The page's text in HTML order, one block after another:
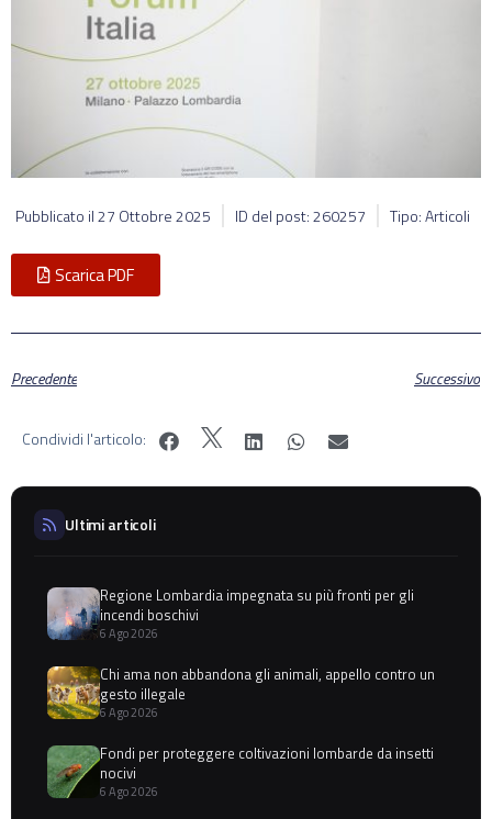
Pubblicato il27 Ottobre 2025 ID del post: 260257 Tipo: Articoli
Scarica PDF
Precedente Successivo
Condividi l'articolo:
Ultimi articoli
Regione Lombardia impegnata su più fronti per gli
incendi boschivi
6 Ago 2026
Chi ama non abbandona gli animali, appello contro un
gesto illegale
6 Ago 2026
Fondi per proteggere coltivazioni lombarde da insetti
nocivi
6 Ago 2026